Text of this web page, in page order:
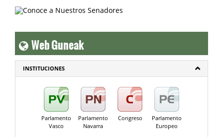
Web Guneak
INSTITUCIONES
Parlamento
Vasco
Parlamento
Navarra
Congreso
Parlamento
Europeo